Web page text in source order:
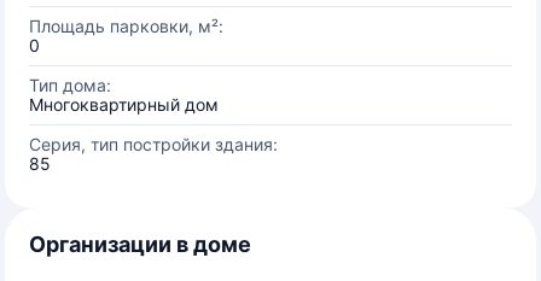
Площадь парковки, м²:
0
Тип дома:
Многоквартирный дом
Серия, тип постройки здания:
85
Организации в доме